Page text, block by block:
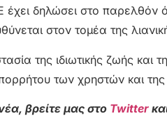
δηλώσει στο
στον τομέα της
της ιδιωτικής ζωής
των χρηστών και
βρείτε μας στο Twitter